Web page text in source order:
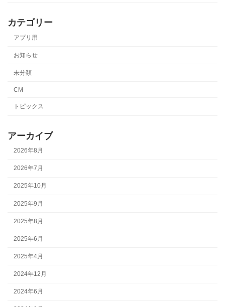
カテゴリー
アプリ用
お知らせ
未分類
CM
トピックス
アーカイブ
2026年8月
2026年7月
2025年10月
2025年9月
2025年8月
2025年6月
2025年4月
2024年12月
2024年6月